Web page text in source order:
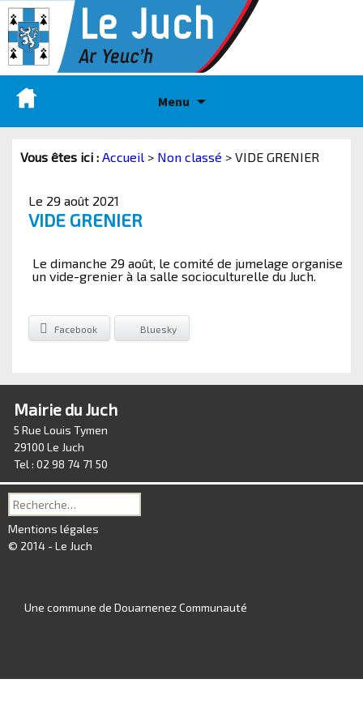
Menu
Vous êtes ici : Accueil > Non classé > VIDE GRENIER
Le 29 août 2021
VIDE GRENIER
Le dimanche 29 août, le comité de jumelage organise
un vide-grenier à la salle socioculturelle du Juch.
Facebook Bluesky
Mairie du Juch
5 Rue Louis Tymen
29100 Le Juch
Tel : 02 98 74 71 50
Recherche
pour :
Mentions légales
© 2014 - Le Juch
Une commune de Douarnenez Communauté